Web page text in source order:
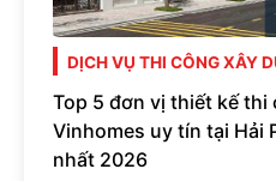
DỊCH VỤ THI CÔNG XÂY
Top 5 đơn vị thiết kế thi
Vinhomes uy tín tại Hải
nhất 2026